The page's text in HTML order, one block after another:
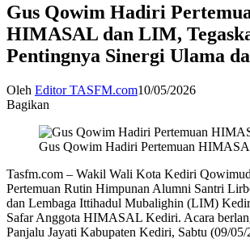
Gus Qowim Hadiri
HIMASAL dan LIM,
Pentingnya Sinergi Ulama
Oleh Editor TASFM.com10/05/2026
Bagikan
Gus Qowim Hadiri Pertemuan
Tasfm.com – Wakil Wali Kota Kediri
Pertemuan Rutin Himpunan Alumni Santri
dan Lembaga Ittihadul Mubalighin (LIM)
Safar Anggota HIMASAL Kediri. Acara
Panjalu Jayati Kabupaten Kediri, Sabtu (09/05/